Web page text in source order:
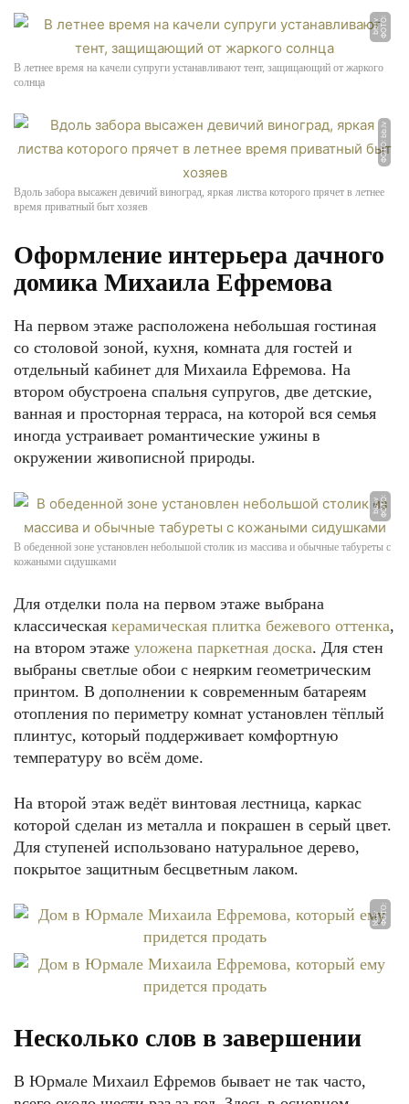
Ф
О
Т
О:
b
b.l
v
В летнее время на качели супруги устанавливают тент, защищающий от жаркого
солнца
ФОТО: bb.lv
Вдоль забора высажен девичий виноград, яркая листва которого прячет в летнее
время приватный быт хозяев
Оформление интерьера дачного
домика Михаила Ефремова
На первом этаже расположена небольшая гостиная
со столовой зоной, кухня, комната для гостей и
отдельный кабинет для Михаила Ефремова. На
втором обустроена спальня супругов, две детские,
ванная и просторная терраса, на которой вся семья
иногда устраивает романтические ужины в
окружении живописной природы.
Ф
О
Т
О:
b
b.l
v
В обеденной зоне установлен небольшой столик из массива и обычные табуреты с
кожаными сидушками
Для отделки пола на первом этаже выбрана
классическая керамическая плитка бежевого оттенка,
на втором этаже уложена паркетная доска. Для стен
выбраны светлые обои с неярким геометрическим
принтом. В дополнении к современным батареям
отопления по периметру комнат установлен тёплый
плинтус, который поддерживает комфортную
температуру во всём доме.
На второй этаж ведёт винтовая лестница, каркас
которой сделан из металла и покрашен в серый цвет.
Для ступеней использовано натуральное дерево,
покрытое защитным бесцветным лаком.
Ф
О
ТО:
b
b.l
v
Несколько слов в завершении
В Юрмале Михаил Ефремов бывает не так часто,